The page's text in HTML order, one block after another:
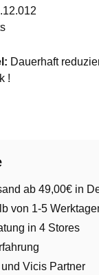
Dauerhaft
!
ab 49,00€ in
von 1-5
in 4 Stores
Vicis Partner